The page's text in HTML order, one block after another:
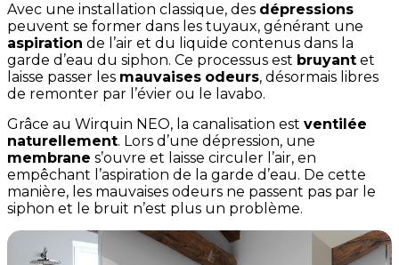
Avec une installation classique, des dépressions
peuvent se former dans les tuyaux, générant une
aspiration de l’air et du liquide contenus dans la
garde d’eau du siphon. Ce processus est bruyant et
laisse passer les mauvaises odeurs, désormais libres
de remonter par l’évier ou le lavabo.
Grâce au Wirquin NEO, la canalisation est ventilée
naturellement. Lors d’une dépression, une
membrane s’ouvre et laisse circuler l’air, en
empêchant l’aspiration de la garde d’eau. De cette
manière, les mauvaises odeurs ne passent pas par le
siphon et le bruit n’est plus un problème.